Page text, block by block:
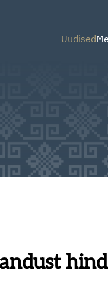
Uudised